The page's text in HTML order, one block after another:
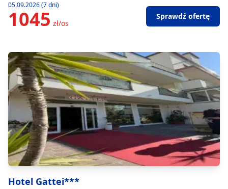
05.09.2026 (7 dni)
1045 zł/os
Sprawdź ofertę
Hotel Gattei***